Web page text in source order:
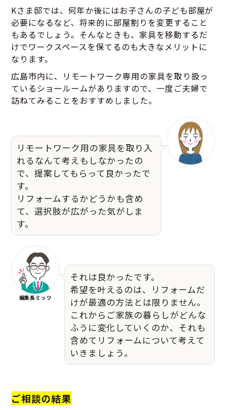
Kさま邸では、何年か後にはお子さんの子ども部屋が
必要になるなど、将来的に部屋割りを変更すること
もあるでしょう。そんなときも、家具を移動するだ
けでワークスペースを保てるのも大きなメリットに
なります。
広島市内に、リモートワーク専用の家具を取り扱っ
ているショールームがありますので、一度ご夫婦で
訪ねてみることをおすすめしました。
リモートワーク用の家具を取り入
れるなんて考えもしなかったの
で、提案してもらって良かったで
す。
リフォームするかどうかも含め
て、選択肢が広がった気がしま
す。
編集長ミッツ
それは良かったです。
希望を叶えるのは、リフォームだ
けが最適の方法とは限りません。
これからご家族の暮らしがどんな
ふうに変化していくのか、それも
含めてリフォームについて考えて
いきましょう。
ご相談の結果